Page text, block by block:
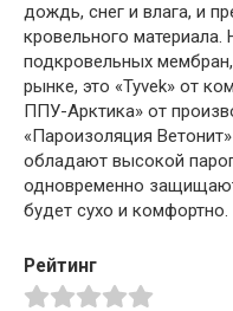
дождь, снег и влага, и
кровельного
подкровельных
рынке, это «Tyvek» от
ППУ-Арктика» от
«Пароизоляция
обладают высокой
одновременно
будет сухо и комфортно.
Рейтинг